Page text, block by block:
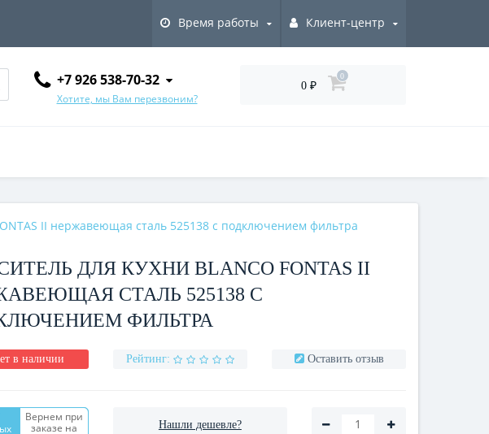
Время работы Клиент-центр
+7 926 538-70-32
Хотите, мы Вам перезвоним?
0 ₽
0
II нержавеющая сталь 525138 с подключением фильтра
ДЛЯ КУХНИ BLANCO FONTAS II
СТАЛЬ 525138 С
ФИЛЬТРА
в наличии Рейтинг: Оставить отзыв
Вернем при
заказе на
Нашли дешевле?